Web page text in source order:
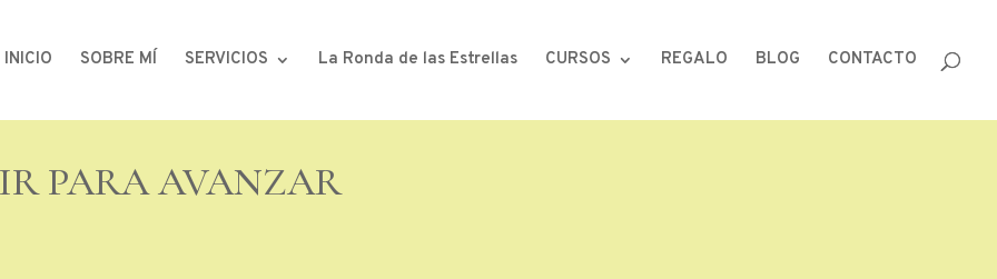
INICIO SOBRE MÍ SERVICIOS La Ronda de las Estrellas CURSOS REGALO BLOG CONTACTO
PARA AVANZAR